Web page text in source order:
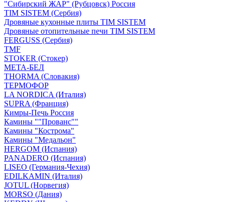
"Сибирский ЖАР" (Рубцовск) Россия
TIM SISTEM (Сербия)
Дровяные кухонные плиты TIM SISTEM
Дровяные отопительные печи TIM SISTEM
FERGUSS (Сербия)
TMF
STOKER (Стокер)
МЕТА-БЕЛ
THORMA (Словакия)
ТЕРМОФОР
LA NORDICA (Италия)
SUPRA (Франция)
Кимры-Печь Россия
Камины ""Прованс""
Камины "Кострома"
Камины "Медальон"
HERGOM (Испания)
PANADERO (Испания)
LISEO (Германия-Чехия)
EDILKAMIN (Италия)
JOTUL (Норвегия)
MORSO (Дания)